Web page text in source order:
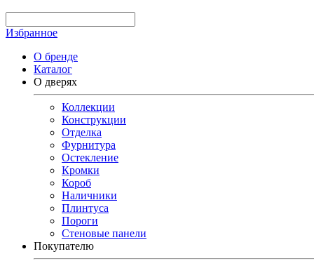
Избранное
О бренде
Каталог
О дверях
Коллекции
Конструкции
Отделка
Фурнитура
Остекление
Кромки
Короб
Наличники
Плинтуса
Пороги
Стеновые панели
Покупателю